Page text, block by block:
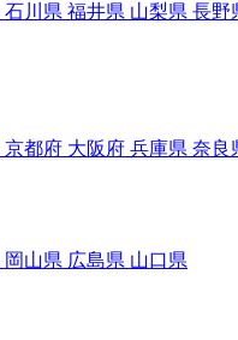
石川県 福井県 山梨県 長野
京都府 大阪府 兵庫県 奈良
岡山県 広島県 山口県